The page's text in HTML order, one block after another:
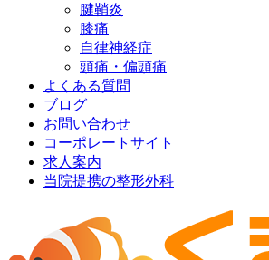
腱鞘炎
膝痛
自律神経症
頭痛・偏頭痛
よくある質問
ブログ
お問い合わせ
コーポレートサイト
求人案内
当院提携の整形外科